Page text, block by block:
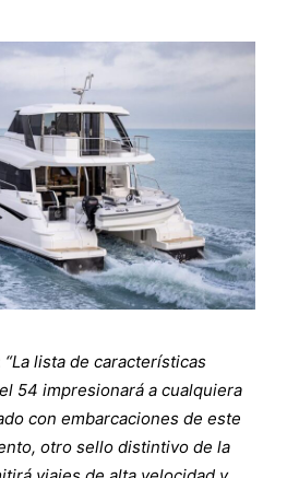
“La lista de características
54 impresionará a cualquiera
con embarcaciones de este
otro sello distintivo de la